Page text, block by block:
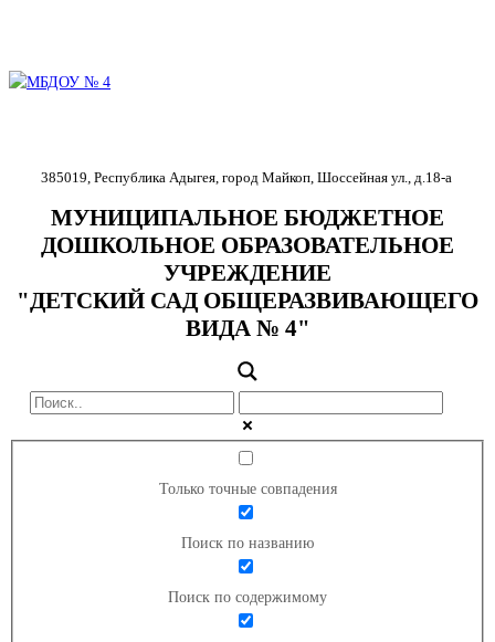
385019, Республика Адыгея, город Майкоп, Шоссейная ул., д.18-а
МУНИЦИПАЛЬНОЕ БЮДЖЕТНОЕ
ДОШКОЛЬНОЕ ОБРАЗОВАТЕЛЬНОЕ
УЧРЕЖДЕНИЕ
"ДЕТСКИЙ САД ОБЩЕРАЗВИВАЮЩЕГО
ВИДА № 4"
Только точные совпадения
Поиск по названию
Поиск по содержимому